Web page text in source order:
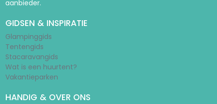
aanbieder.
GIDSEN & INSPIRATIE
Glampinggids
Tentengids
Stacaravangids
Wat is een huurtent?
Vakantieparken
HANDIG & OVER ONS